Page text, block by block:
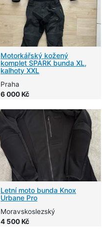
Motorkářský kožený
komplet SPARK bunda XL,
kalhoty XXL
Praha
6 000 Kč
Letní moto bunda Knox
Urbane Pro
Moravskoslezský
4 500 Kč